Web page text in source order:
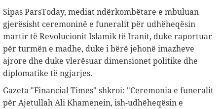
Sipas ParsToday, mediat ndërkombëtare e mbuluan
gjerësisht ceremoninë e funeralit për udhëheqësin
martir të Revolucionit Islamik të Iranit, duke raportuar
për turmën e madhe, duke i bërë jehonë imazheve
ajrore dhe duke vlerësuar dimensionet politike dhe
diplomatike të ngjarjes.
Gazeta "Financial Times" shkroi: "Ceremonia e funeralit
për Ajetullah Ali Khamenein, ish-udhëheqësin e